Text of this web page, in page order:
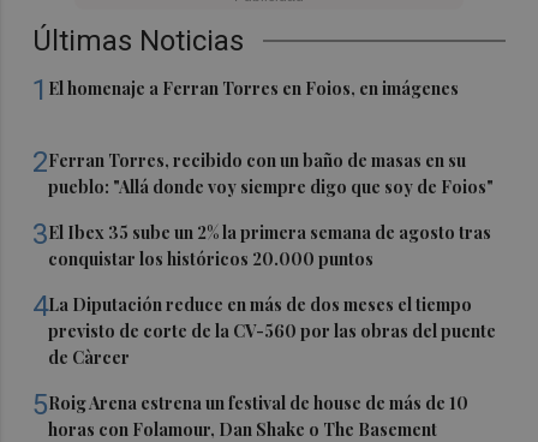
Últimas Noticias
1 El homenaje a Ferran Torres en Foios, en imágenes
2Ferran Torres, recibido con un baño de masas en su
pueblo: "Allá donde voy siempre digo que soy de Foios"
3El Ibex 35 sube un 2% la primera semana de agosto tras
conquistar los históricos 20.000 puntos
4La Diputación reduce en más de dos meses el tiempo
previsto de corte de la CV-560 por las obras del puente
de Càrcer
5Roig Arena estrena un festival de house de más de 10
horas con Folamour, Dan Shake o The Basement